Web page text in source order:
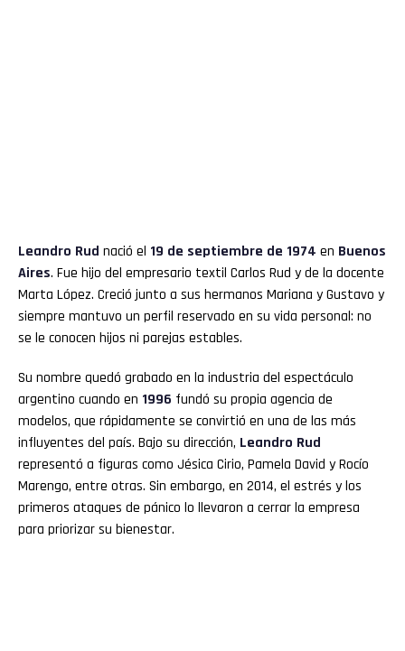
Leandro Rud nació el 19 de septiembre de 1974 en Buenos
Aires. Fue hijo del empresario textil Carlos Rud y de la docente
Marta López. Creció junto a sus hermanos Mariana y Gustavo y
siempre mantuvo un perfil reservado en su vida personal: no
se le conocen hijos ni parejas estables.
Su nombre quedó grabado en la industria del espectáculo
argentino cuando en 1996 fundó su propia agencia de
modelos, que rápidamente se convirtió en una de las más
influyentes del país. Bajo su dirección, Leandro Rud
representó a figuras como Jésica Cirio, Pamela David y Rocío
Marengo, entre otras. Sin embargo, en 2014, el estrés y los
primeros ataques de pánico lo llevaron a cerrar la empresa
para priorizar su bienestar.